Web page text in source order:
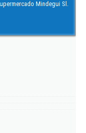
Mindegui Sl.